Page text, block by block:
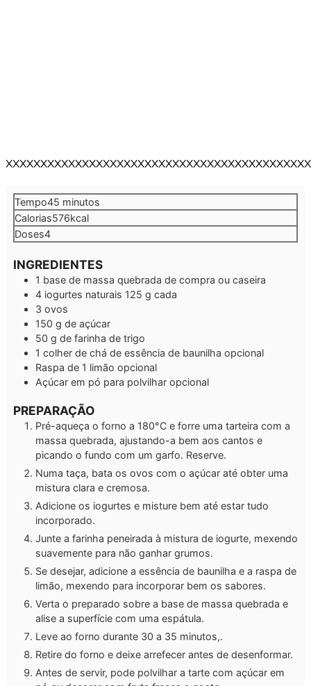
Tempo45 minutos
minutos
Calorias576kcal
Doses4
INGREDIENTES
1 base de massa quebrada de compra ou caseira
4 iogurtes naturais 125 g cada
3 ovos
150 g de açúcar
50 g de farinha de trigo
1 colher de chá de essência de baunilha opcional
Raspa de 1 limão opcional
Açúcar em pó para polvilhar opcional
PREPARAÇÃO
Pré-aqueça o forno a 180°C e forre uma tarteira com a
massa quebrada, ajustando-a bem aos cantos e
picando o fundo com um garfo. Reserve.
Numa taça, bata os ovos com o açúcar até obter uma
mistura clara e cremosa.
Adicione os iogurtes e misture bem até estar tudo
incorporado.
Junte a farinha peneirada à mistura de iogurte, mexendo
suavemente para não ganhar grumos.
Se desejar, adicione a essência de baunilha e a raspa de
limão, mexendo para incorporar bem os sabores.
Verta o preparado sobre a base de massa quebrada e
alise a superfície com uma espátula.
Leve ao forno durante 30 a 35 minutos,.
Retire do forno e deixe arrefecer antes de desenformar.
Antes de servir, pode polvilhar a tarte com açúcar em